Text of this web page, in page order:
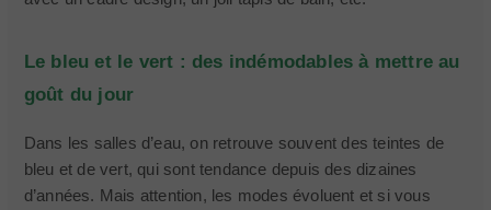
Le bleu et le vert : des indémodables à mettre au
goût du jour
Dans les salles d’eau, on retrouve souvent des teintes de
bleu et de vert, qui sont tendance depuis des dizaines
d’années. Mais attention, les modes évoluent et si vous